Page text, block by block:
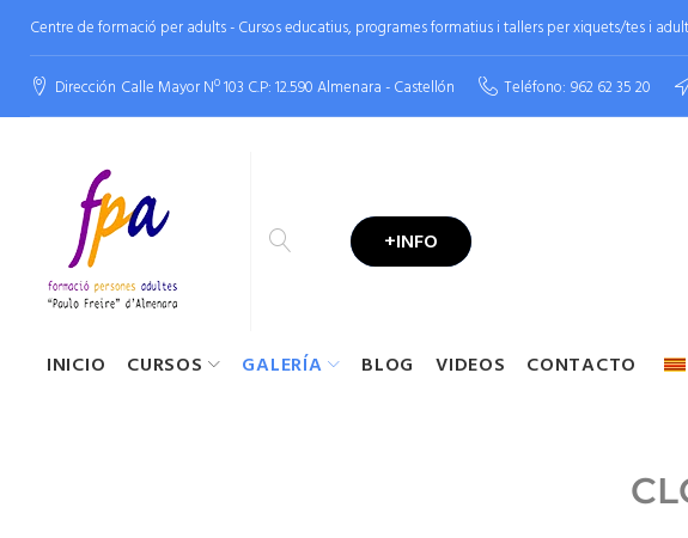
Centre de formació per adults - Cursos educatius, programes formatius i tallers per xiquets/tes i
Dirección Calle Mayor Nº 103 C.P: 12.590 Almenara - Castellón Teléfono: 962 62 35 20
INICIO CURSOS GALERÍA BLOG VIDEOS CONTACTO
+INFO